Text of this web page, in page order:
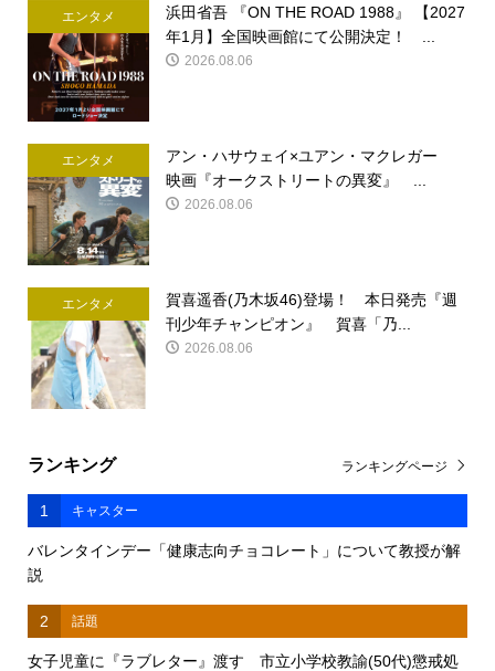
エンタメ
浜田省吾 『ON THE ROAD 1988』 【2027
年1月】全国映画館にて公開決定！ ...
2026.08.06
エンタメ
アン・ハサウェイ×ユアン・マクレガー
映画『オークストリートの異変』 ...
2026.08.06
エンタメ
賀喜遥香(乃木坂46)登場！ 本日発売『週
刊少年チャンピオン』 賀喜「乃...
2026.08.06
ランキング
1 キャスター
バレンタインデー「健康志向チョコレート」について教授が解
説
2 話題
女子児童に『ラブレター』渡す 市立小学校教諭(50代)懲戒処
ランキングページ